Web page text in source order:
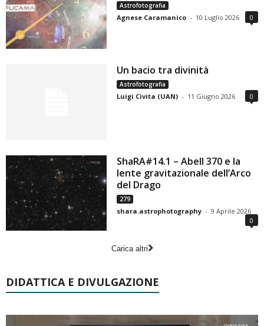
Astrofotografia
Agnese Caramanico - 10 Luglio 2026 0
Un bacio tra divinità
Astrofotografia
Luigi Civita (UAN) - 11 Giugno 2026 0
ShaRA#14.1 – Abell 370 e la
lente gravitazionale dell’Arco
del Drago
279
shara.astrophotography - 9 Aprile 2026
0
Carica altri
DIDATTICA E DIVULGAZIONE